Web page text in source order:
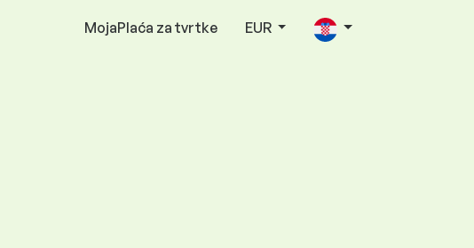
MojaPlaća za tvrtke EUR